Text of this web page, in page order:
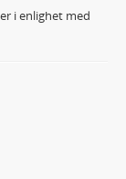
i enlighet med